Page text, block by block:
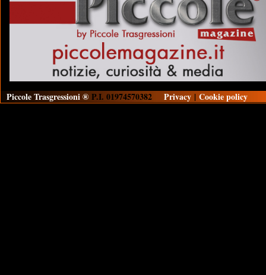
Piccole Trasgressioni ® P.I. 01974570382 Privacy | Cookie policy